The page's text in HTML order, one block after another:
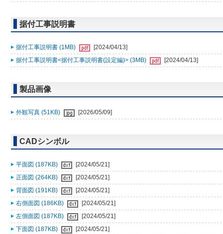
据付工事説明書
据付工事説明書 (1MB)
[2024/04/13]
据付工事説明書<据付工事説明書(設定編)> (3MB)
[2024/04/13]
製品画像
外観写真 (51KB) [2026/05/09]
CADシンボル
平面図 (187KB)
[2024/05/21]
正面図 (264KB)
[2024/05/21]
背面図 (191KB)
[2024/05/21]
右側面図 (186KB)
[2024/05/21]
左側面図 (187KB)
[2024/05/21]
下面図 (187KB)
[2024/05/21]